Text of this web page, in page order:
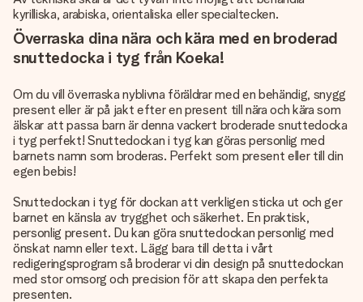
kyrilliska, arabiska, orientaliska eller specialtecken.
Överraska dina nära och kära med en broderad
snuttedocka i tyg från Koeka!
Om du vill överraska nyblivna föräldrar med en behändig, snygg
present eller är på jakt efter en present till nära och kära som
älskar att passa barn är denna vackert broderade snuttedocka
i tyg perfekt! Snuttedockan i tyg kan göras personlig med
barnets namn som broderas. Perfekt som present eller till din
egen bebis!
Snuttedockan i tyg för dockan att verkligen sticka ut och ger
barnet en känsla av trygghet och säkerhet. En praktisk,
personlig present. Du kan göra snuttedockan personlig med
önskat namn eller text. Lägg bara till detta i vårt
redigeringsprogram så broderar vi din design på snuttedockan
med stor omsorg och precision för att skapa den perfekta
presenten.